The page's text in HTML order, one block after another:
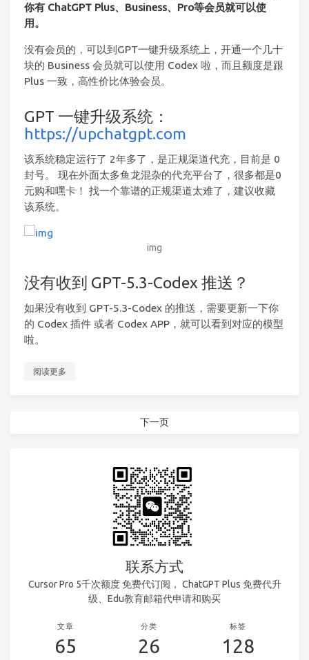
你有 ChatGPT Plus、Business、Pro等会员就可以使
用。
没有会员的，可以到GPT一键升级系统上，开通一个几十
块的 Business 会员就可以使用 Codex 啦，而且额度是跟
Plus 一致，高性价比体验会员。
GPT 一键升级系统：
https://upchatgpt.com
该系统稳定运行了 2年多了，是正规渠道代充，目前是 0
封号。 现在外面太多鱼龙混杂的代充平台了，很多都是0
元购和嘿卡！ 找一个靠谱的正规渠道太难了，建议收藏
该系统。
img
没有收到 GPT-5.3-Codex 推送？
如果没有收到 GPT-5.3-Codex 的推送，需要更新一下你
的 Codex 插件 或者 Codex APP，就可以看到对应的模型
啦。
阅读更多
下一页
联系方式
Cursor Pro 5千次额度 免费代订阅， ChatGPT Plus 免费代升
级、Edu教育邮箱代申请和购买
文章
65
分类
26
标签
128